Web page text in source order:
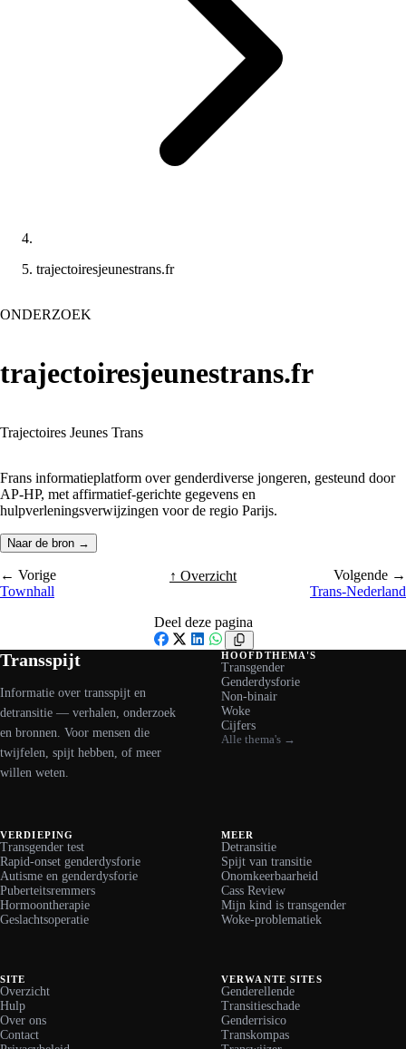
trajectoiresjeunestrans.fr
ONDERZOEK
trajectoiresjeunestrans.fr
Trajectoires Jeunes Trans
Frans informatieplatform over genderdiverse jongeren, gesteund door
AP-HP, met affirmatief-gerichte gegevens en
hulpverleningsverwijzingen voor de regio Parijs.
Naar de bron →
← Vorige
Townhall
↑ Overzicht
Volgende →
Trans-Nederland
Deel deze pagina
Facebook
X LinkedIn
WhatsApp
Transspijt
Informatie over transspijt en
detransitie — verhalen, onderzoek
en bronnen. Voor mensen die
twijfelen, spijt hebben, of meer
willen weten.
HOOFDTHEMA'S
Transgender
Genderdysforie
Non-binair
Woke
Cijfers
Alle thema's →
VERDIEPING
Transgender test
Rapid-onset genderdysforie
Autisme en genderdysforie
Puberteitsremmers
Hormoontherapie
Geslachtsoperatie
MEER
Detransitie
Spijt van transitie
Onomkeerbaarheid
Cass Review
Mijn kind is transgender
Woke-problematiek
SITE
Overzicht
Hulp
Over ons
Contact
VERWANTE SITES
Genderellende
Transitieschade
Genderrisico
Transkompas